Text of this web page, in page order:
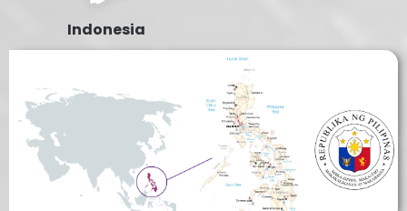
Indonesia